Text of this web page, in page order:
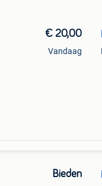
€ 20,00
Vandaag
Bieden